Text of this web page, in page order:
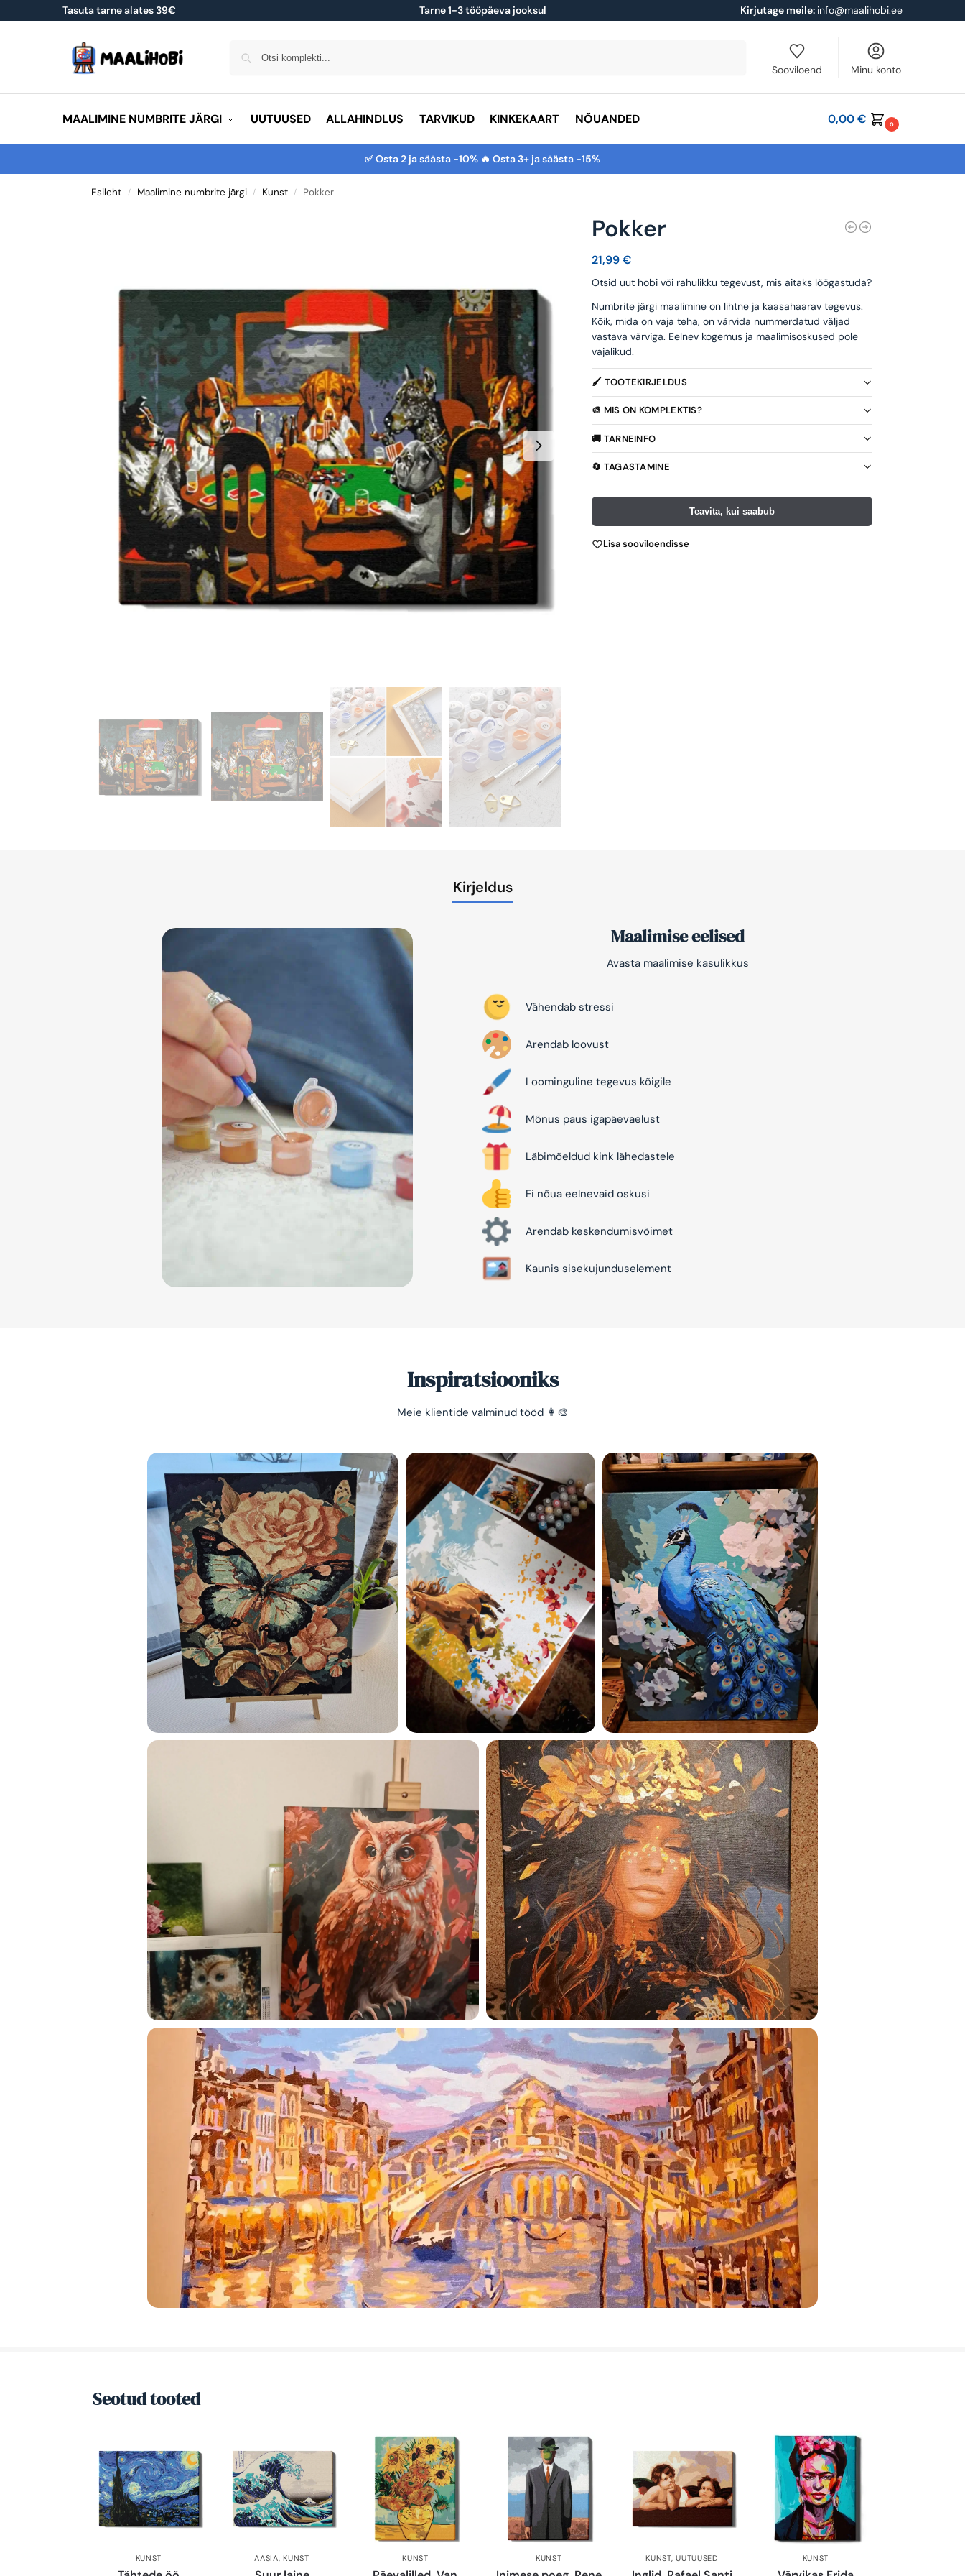
Tasuta tarne alates 39€ Tarne 1-3 tööpäeva jooksul Kirjutage meile: info@maalihobi.ee
Sooviloend Minu konto
MAALIMINE NUMBRITE JÄRGI UUTUUSED ALLAHINDLUS TARVIKUD KINKEKAART NÕUANDED 0,00€ 0
✅ Osta 2 ja säästa -10% 🔥 Osta 3+ ja säästa -15%
Esileht / Maalimine numbrite järgi / Kunst / Pokker
Pokker
21,99€
Otsid uut hobi või rahulikku tegevust, mis aitaks lõõgastuda?
Numbrite järgi maalimine on lihtne ja kaasahaarav tegevus.
Kõik, mida on vaja teha, on värvida nummerdatud väljad
vastava värviga. Eelnev kogemus ja maalimisoskused pole
vajalikud.
🖌️ TOOTEKIRJELDUS
🎨 MIS ON KOMPLEKTIS?
🚚 TARNEINFO
🔄 TAGASTAMINE
Teavita, kui saabub
Lisa sooviloendisse
Kirjeldus
Maalimise eelised
Avasta maalimise kasulikkus
Vähendab stressi
Arendab loovust
Loominguline tegevus kõigile
Mõnus paus igapäevaelust
Läbimõeldud kink lähedastele
Ei nõua eelnevaid oskusi
Arendab keskendumisvõimet
Kaunis sisekujunduselement
Inspiratsiooniks
Meie klientide valminud tööd 👩‍🎨
Seotud tooted
KUNST AASIA ,KUNST KUNST KUNST KUNST,UUTUUSED KUNST